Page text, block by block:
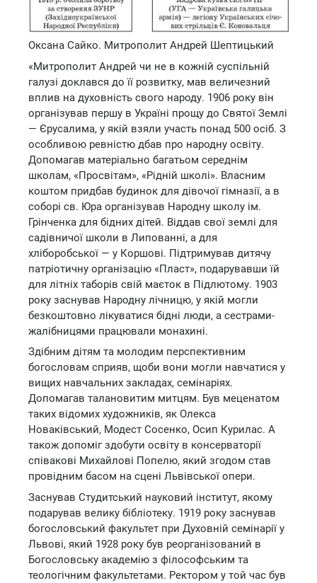
Оксана Сайко. Митрополит Андрей Шептицький
«Митрополит Андрей чи не в кожній суспільній
галузі доклався до її розвитку, мав величезний
вплив на духовність свого народу. 1906 року він
організував першу в Україні прощу до Святої Землі
— Єрусалима, у якій взяли участь понад 500 осіб. З
особливою ревністю дбав про народну освіту.
Допомагав матеріально багатьом середнім
школам, «Просвітам», «Рідній школі». Власним
коштом придбав будинок для дівочої гімназії, а в
соборі св. Юра організував Народну школу ім.
Грінченка для бідних дітей. Віддав свої землі для
садівничої школи в Липованні, а для
хліборобської — у Коршові. Підтримував дитячу
патріотичну організацію «Пласт», подарувавши їй
для літніх таборів свій маєток в Підлютому. 1903
року заснував Народну лічницю, у якій могли
безкоштовно лікуватися бідні люди, а сестрами-
жалібницями працювали монахині.
Здібним дітям та молодим перспективним
богословам сприяв, щоби вони могли навчатися у
вищих навчальних закладах, семінаріях.
Допомагав талановитим митцям. Був меценатом
таких відомих художників, як Олекса
Новаківський, Модест Сосенко, Осип Курилас. А
також допоміг здобути освіту в консерваторії
співакові Михайлові Попелю, який згодом став
провідним басом на сцені Львівської опери.
Заснував Студитський науковий інститут, якому
подарував велику бібліотеку. 1919 року заснував
богословський факультет при Духовній семінарії у
Львові, який 1928 року був реорганізований в
Богословську академію з філософським та
теологічним факультетами. Ректором у той час був